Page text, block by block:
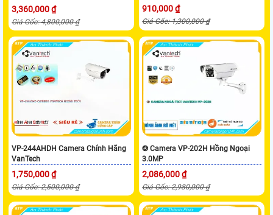
3,360,000 ₫
Giá Gốc: 4,800,000 ₫
910,000 ₫
Giá Gốc: 1,300,000 ₫
VP-244AHDH Camera Chính Hãng
VanTech
1,750,000 ₫
Giá Gốc: 2,500,000 ₫
❂ Camera VP-202H Hồng Ngoại
3.0MP
2,086,000 ₫
Giá Gốc: 2,980,000 ₫